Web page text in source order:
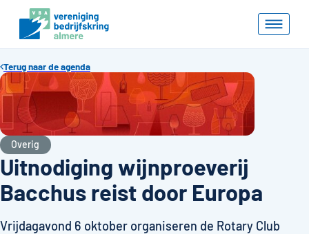
Terug naar de agenda
Overig
Uitnodiging wijnproeverij
Bacchus reist door Europa
Vrijdagavond 6 oktober organiseren de Rotary Club